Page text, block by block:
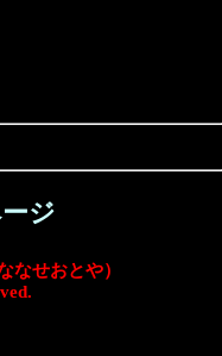
ジ
なせおとや）